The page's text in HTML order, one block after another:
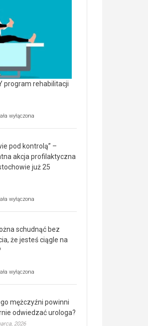
program rehabilitacji
wyłączona
pod kontrolą” –
akcja profilaktyczna
już 25
wyłączona
schudnąć bez
że jesteś ciągle na
wyłączona
mężczyźni powinni
odwiedzać urologa?
2026